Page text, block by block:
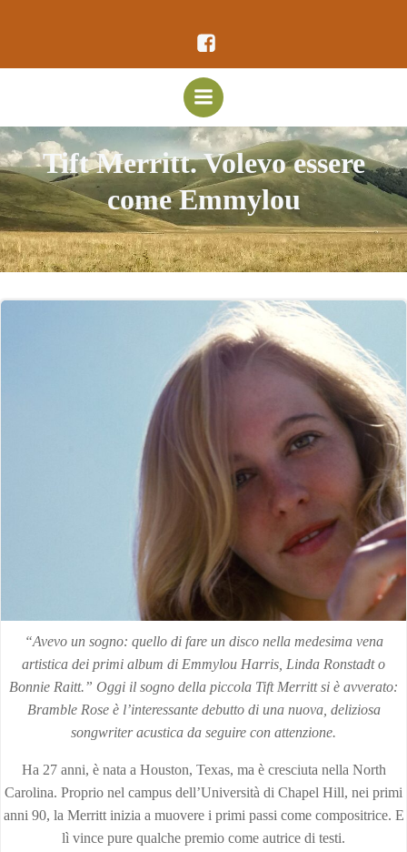
al
contenuto
Tift Merritt. Volevo essere
come Emmylou
“Avevo un sogno: quello di fare un disco nella medesima vena
artistica dei primi album di Emmylou Harris, Linda Ronstadt o
Bonnie Raitt.” Oggi il sogno della piccola Tift Merritt si è avverato:
Bramble Rose è l’interessante debutto di una nuova, deliziosa
songwriter acustica da seguire con attenzione.
Ha 27 anni, è nata a Houston, Texas, ma è cresciuta nella North
Carolina. Proprio nel campus dell’Università di Chapel Hill, nei primi
anni 90, la Merritt inizia a muovere i primi passi come compositrice. E
lì vince pure qualche premio come autrice di testi.